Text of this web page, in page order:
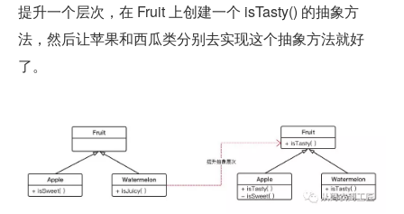
提升一个层次，在 Fruit 上创建一个 isTasty() 的抽象方
法，然后让苹果和西瓜类分别去实现这个抽象方法就好
了。